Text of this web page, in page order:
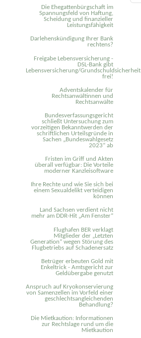
Die Ehegattenbürgschaft im
Spannungsfeld von Haftung,
Scheidung und finanzieller
Leistungsfähigkeit
Darlehenskündigung Ihrer Bank
rechtens?
Freigabe Lebensversicherung -
DSL-Bank gibt
Lebensversicherung/Grundschuldsicherheit
frei!
Adventskalender für
Rechtsanwältinnen und
Rechtsanwälte
Bundesverfassungsgericht
schließt Untersuchung zum
vorzeitigen Bekanntwerden der
schriftlichen Urteilsgründe in
Sachen „Bundeswahlgesetz
2023“ ab
Fristen im Griff und Akten
überall verfügbar: Die Vorteile
moderner Kanzleisoftware
Ihre Rechte und wie Sie sich bei
einem Sexual­delikt verteidigen
können
Land Sachsen verdient nicht
mehr am DDR-Hit „Am Fenster“
Flughafen BER verklagt
Mitglieder der „Letzten
Generation“ wegen Störung des
Flugbetriebs auf Schadenersatz
Betrüger erbeuten Gold mit
Enkeltrick - Amtsgericht zur
Geldübergabe genutzt
Anspruch auf Kryokonservierung
von Samenzellen im Vorfeld einer
geschlechtsangleichenden
Behandlung?
Die Mietkaution: Informationen
zur Rechtslage rund um die
Mietkaution